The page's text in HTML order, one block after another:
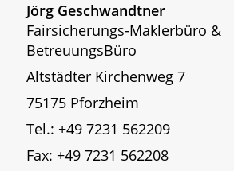
Jörg Geschwandtner
Fairsicherungs-Maklerbüro &
BetreuungsBüro
Altstädter Kirchenweg 7
75175 Pforzheim
Tel.: +49 7231 562209
Fax: +49 7231 562208